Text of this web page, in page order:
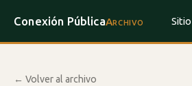
Conexión PúblicaArchivo
← Volver al archivo